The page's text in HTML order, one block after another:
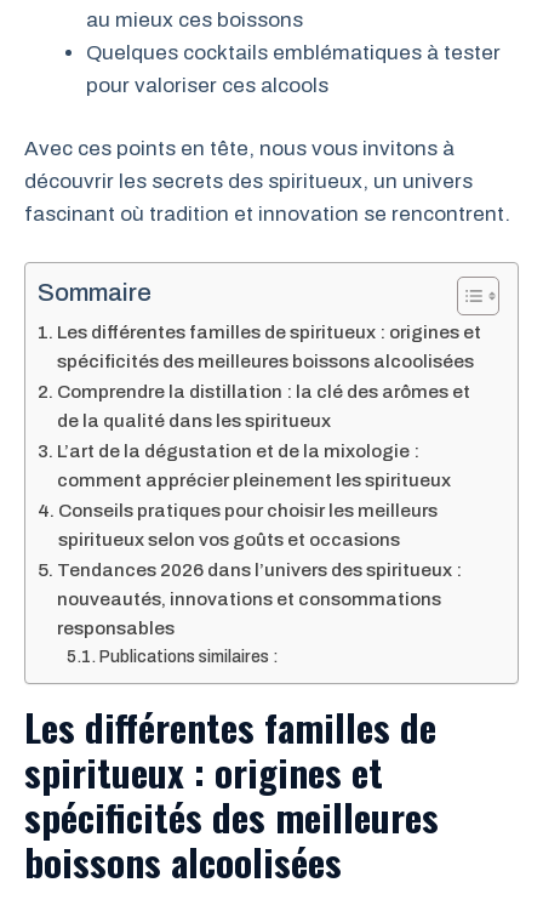
au mieux ces boissons
Quelques cocktails emblématiques à tester
pour valoriser ces alcools
Avec ces points en tête, nous vous invitons à
découvrir les secrets des spiritueux, un univers
fascinant où tradition et innovation se rencontrent.
Sommaire
Les différentes familles de spiritueux : origines et
spécificités des meilleures boissons alcoolisées
Comprendre la distillation : la clé des arômes et
de la qualité dans les spiritueux
L’art de la dégustation et de la mixologie :
comment apprécier pleinement les spiritueux
Conseils pratiques pour choisir les meilleurs
spiritueux selon vos goûts et occasions
Tendances 2026 dans l’univers des spiritueux :
nouveautés, innovations et consommations
responsables
Publications similaires :
Les différentes familles de
spiritueux : origines et
spécificités des meilleures
boissons alcoolisées